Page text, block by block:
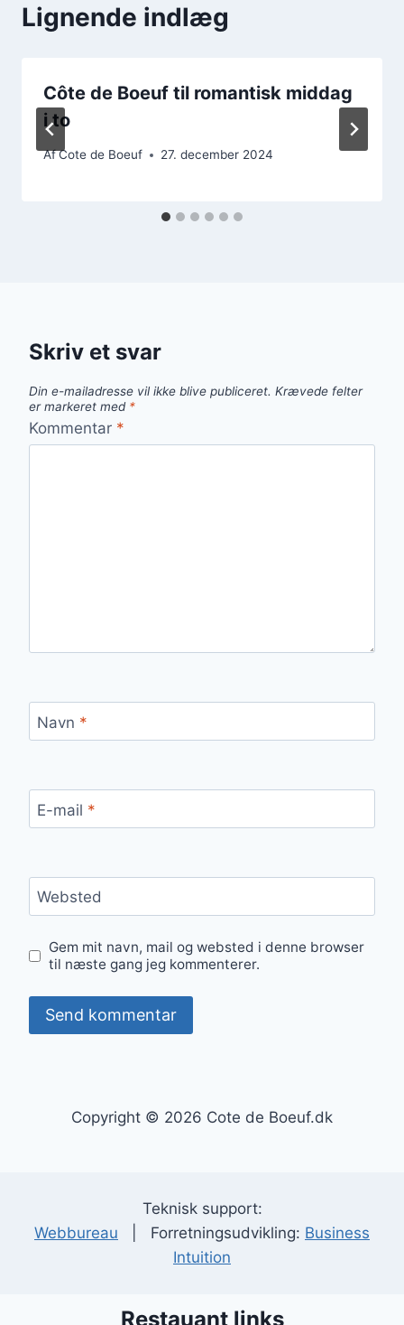
Lignende indlæg
Côte de Boeuf til romantisk middag
i to
AfCote de Boeuf 27. december 2024
Skriv et svar
Din e-mailadresse vil ikke blive publiceret. Krævede felter
er markeret med *
Kommentar *
Navn *
E-mail *
Websted
Gem mit navn, mail og websted i denne browser
til næste gang jeg kommenterer.
Copyright © 2026 Cote de Boeuf.dk
Teknisk support:
Webbureau | Forretningsudvikling: Business
Intuition
Restauant links